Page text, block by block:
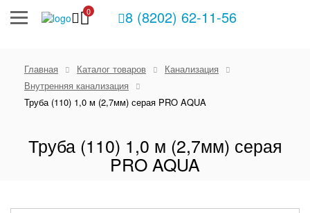
0 8 (8202) 62-11-56
Главная Каталог товаров
Канализация
Внутренняя канализация
Труба (110) 1,0 м (2,7мм) серая PRO AQUA
Труба (110) 1,0 м (2,7мм) серая
PRO AQUA